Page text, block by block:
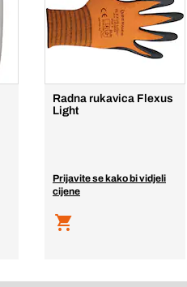
Radna rukavica Flexus
Light
Prijavite se kako bi vidjeli
cijene